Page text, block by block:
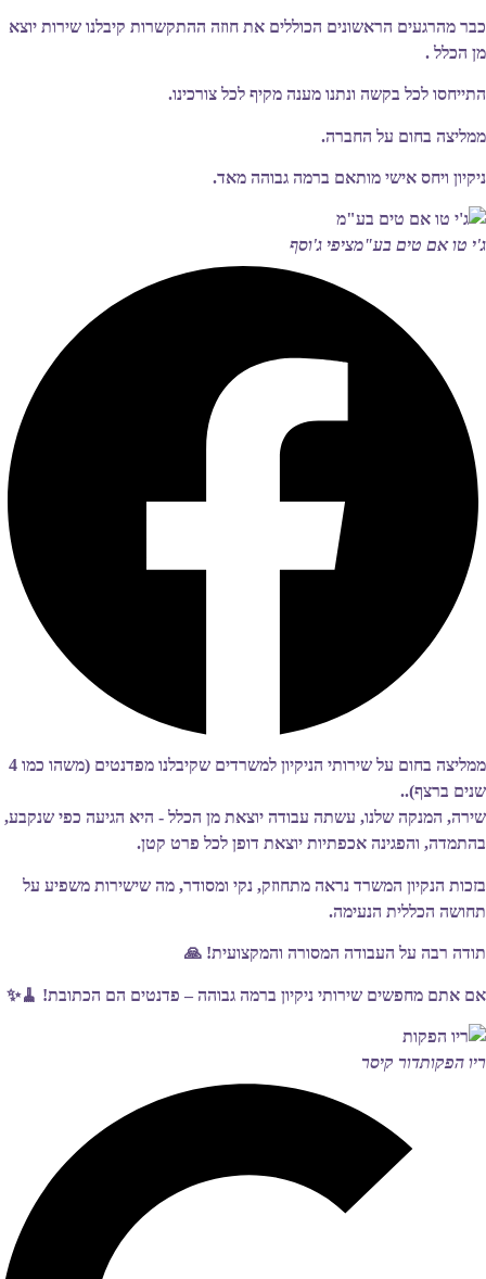
כבר מהרגעים הראשונים הכוללים את חוזה ההתקשרות קיבלנו שירות יוצא
מן הכלל .
התייחסו לכל בקשה ונתנו מענה מקיף לכל צורכינו.
ממליצה בחום על החברה.
ניקיון ויחס אישי מותאם ברמה גבוהה מאד.
ג'י טו אם טים בע"מציפי ג'וסף
ממליצה בחום על שירותי הניקיון למשרדים שקיבלנו מפדנטים (משהו כמו 4
שנים ברצף)..
שירה, המנקה שלנו, עשתה עבודה יוצאת מן הכלל - היא הגיעה כפי שנקבע,
בהתמדה, והפגינה אכפתיות יוצאת דופן לכל פרט קטן.
בזכות הנקיון המשרד נראה מתחוזק, נקי ומסודר, מה שישירות משפיע על
תחושה הכללית הנעימה.
תודה רבה על העבודה המסורה והמקצועית! 🙏
אם אתם מחפשים שירותי ניקיון ברמה גבוהה – פדנטים הם הכתובת! 🧹✨
ריו הפקותדור קיסר